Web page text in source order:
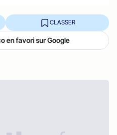
CLASSER
en favori sur Google